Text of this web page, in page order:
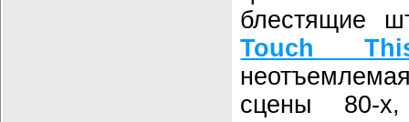
блестящие
Touch
сцены 80-